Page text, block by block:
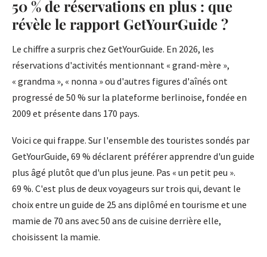
50 % de réservations en plus : que
révèle le rapport GetYourGuide ?
Le chiffre a surpris chez GetYourGuide. En 2026, les
réservations d'activités mentionnant « grand-mère »,
« grandma », « nonna » ou d'autres figures d'aînés ont
progressé de 50 % sur la plateforme berlinoise, fondée en
2009 et présente dans 170 pays.
Voici ce qui frappe. Sur l'ensemble des touristes sondés par
GetYourGuide, 69 % déclarent préférer apprendre d'un guide
plus âgé plutôt que d'un plus jeune. Pas « un petit peu ».
69 %. C'est plus de deux voyageurs sur trois qui, devant le
choix entre un guide de 25 ans diplômé en tourisme et une
mamie de 70 ans avec 50 ans de cuisine derrière elle,
choisissent la mamie.